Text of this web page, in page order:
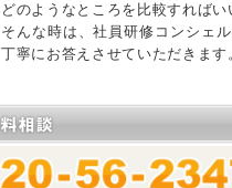
どのようなところを比較すればい
そんな時は、社員研修コンシェ
丁寧にお答えさせていただきます